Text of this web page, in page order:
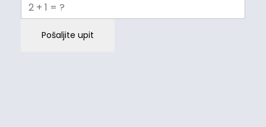
Pošaljite upit